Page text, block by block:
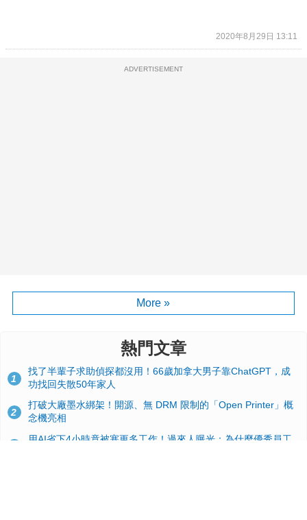
2020年8月29日 13:11
ADVERTISEMENT
More »
熱門文章
1
找了半輩子求助偵探都沒用！66歲加拿大男子靠ChatGPT，成
功找回失散50年家人
2
打破大廠墨水綁架！開源、無 DRM 限制的「Open Printer」概
念機亮相
用AI省下4小時竟被塞更多工作！過來人曝光：為什麼優秀員工